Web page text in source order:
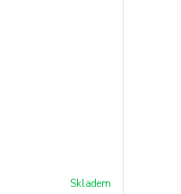
Skladem